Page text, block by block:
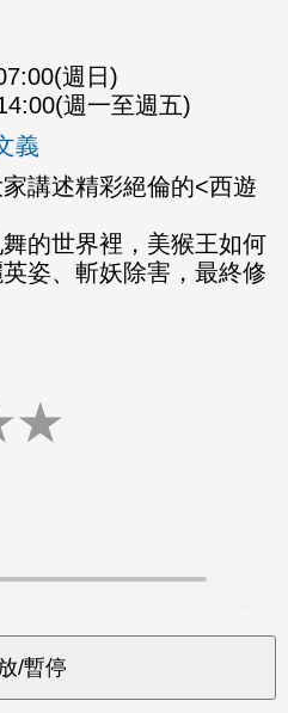
週日)
週一至週五)
義
講述精彩絕倫的<西遊
的世界裡，美猴王如何
姿、斬妖除害，最終修
★